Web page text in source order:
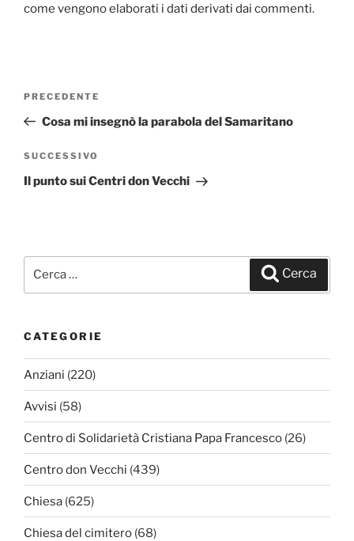
come vengono elaborati i dati derivati dai commenti.
Navigazione
Articolo
precedente:
PRECEDENTE
Cosa mi insegnò la parabola del Samaritano
Articolo
successivo
SUCCESSIVO
Il punto sui Centri don Vecchi
Cerca:
Cerca
CATEGORIE
Anziani (220)
Avvisi (58)
Centro di Solidarietà Cristiana Papa Francesco (26)
Centro don Vecchi (439)
Chiesa (625)
Chiesa del cimitero (68)